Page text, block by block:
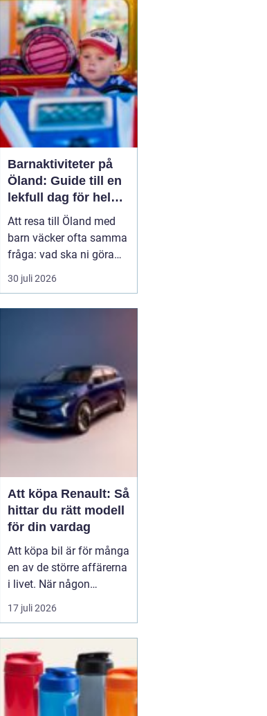
central roll för både
ekonomi och livskvalitet.
När fler söker sig mot
nat...
Barnaktiviteter på
Öland: Guide till en
lekfull dag för hela
familjen
Att resa till Öland med
barn väcker ofta samma
fråga: vad ska ni göra
för att alla ska trivas,
oavsett ålder och
30 juli 2026
Att köpa Renault: Så
hittar du rätt modell
för din vardag
Att köpa bil är för många
en av de större affärerna
i livet. När någon
funderar på att köpa
Renault Skåne
17 juli 2026